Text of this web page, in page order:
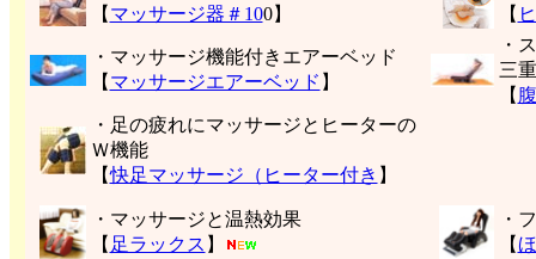
【 マッサージ器＃100】
【
・マッサージ機能付きエアーベッド
【 マッサージエアーベッド 】
・
三
【
・足の疲れにマッサージとヒーターの
Ｗ機能
【快足マッサージ（ヒーター付き 】
・マッサージと温熱効果
【 足ラックス 】
・
【